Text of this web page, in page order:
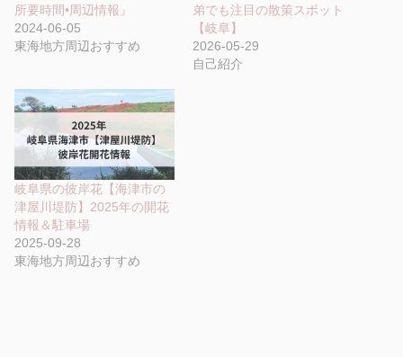
所要時間•周辺情報』
2024-06-05
東海地方周辺おすすめ
弟でも注目の散策スポット
【岐阜】
2026-05-29
自己紹介
岐阜県の彼岸花【海津市の
津屋川堤防】2025年の開花
情報＆駐車場
2025-09-28
東海地方周辺おすすめ